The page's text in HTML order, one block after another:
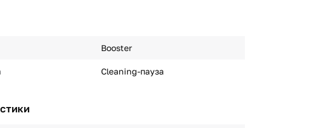
Booster
Cleaning-пауза